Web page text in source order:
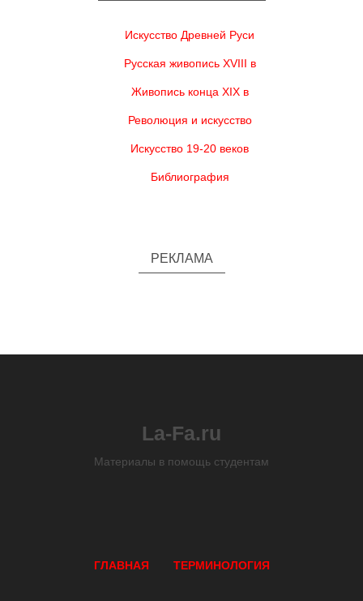
Искусство Древней Руси
Русская живопись XVIII в
Живопись конца XIX в
Революция и искусство
Искусство 19-20 веков
Библиография
РЕКЛАМА
La-Fa.ru
Материалы в помощь студентам
ГЛАВНАЯ ТЕРМИНОЛОГИЯ